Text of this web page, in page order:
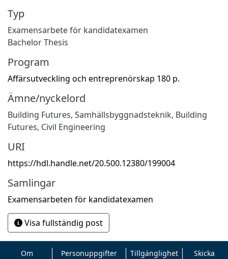
Typ
Examensarbete för kandidatexamen
Bachelor Thesis
Program
Affärsutveckling och entreprenörskap 180 p.
Ämne/nyckelord
Building Futures, Samhällsbyggnadsteknik, Building
Futures, Civil Engineering
URI
https://hdl.handle.net/20.500.12380/199004
Samlingar
Examensarbeten för kandidatexamen
Visa fullständig post
Om Personuppgifter Tillgänglighet Skicka